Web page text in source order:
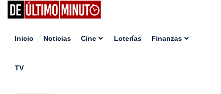
Inicio Noticias Cine Loterías Finanzas
TV